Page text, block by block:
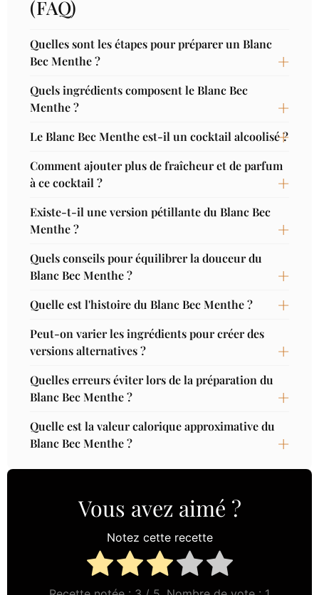
(FAQ)
Quelles sont les étapes pour préparer un Blanc
Bec Menthe ?
Quels ingrédients composent le Blanc Bec
Menthe ?
Le Blanc Bec Menthe est-il un cocktail alcoolisé ?
Comment ajouter plus de fraîcheur et de parfum
à ce cocktail ?
Existe-t-il une version pétillante du Blanc Bec
Menthe ?
Quels conseils pour équilibrer la douceur du
Blanc Bec Menthe ?
Quelle est l'histoire du Blanc Bec Menthe ?
Peut-on varier les ingrédients pour créer des
versions alternatives ?
Quelles erreurs éviter lors de la préparation du
Blanc Bec Menthe ?
Quelle est la valeur calorique approximative du
Blanc Bec Menthe ?
Vous avez aimé ?
Notez cette recette